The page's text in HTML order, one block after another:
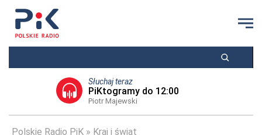
Słuchaj teraz
PiKtogramy do 12:00
Piotr Majewski
Polskie Radio PiK Kraj i świat